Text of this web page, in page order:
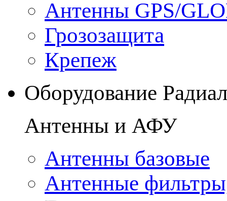
Антенны GPS/
Грозозащита
Крепеж
Оборудование Радиал
Антенны и АФУ
Антенны базовые
Антенные